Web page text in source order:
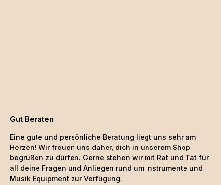
Gut Beraten
Eine gute und persönliche Beratung liegt uns sehr am
Herzen! Wir freuen uns daher, dich in unserem Shop
begrüßen zu dürfen. Gerne stehen wir mit Rat und Tat für
all deine Fragen und Anliegen rund um Instrumente und
Musik Equipment zur Verfügung.